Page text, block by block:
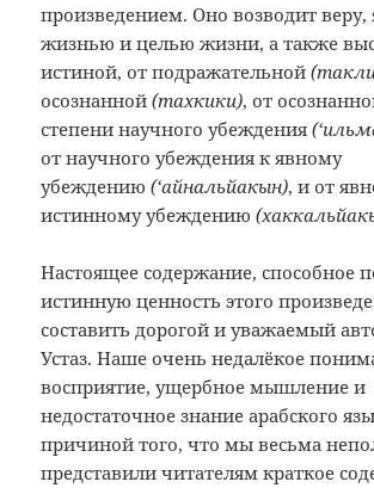
произведением. Оно возводит
жизнью и целью жизни, а также
истиной, от подражательной
осознанной(тахкики), от
степени научного убеждения(‘
от научного убеждения к явному
убеждению(‘айнальйакын), и от
истинному убеждению(
Настоящее содержание, способное
истинную ценность этого
составить дорогой и уважаемый
Устаз. Наше очень недалёкое
восприятие, ущербное мышление и
недостаточное знание арабского
причиной того, что мы весьма
представили читателям краткое